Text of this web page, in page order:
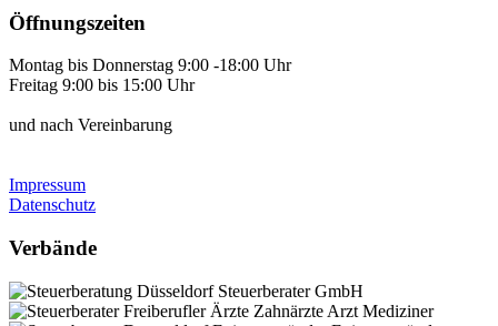
Öffnungszeiten
Montag bis Donnerstag 9:00 -18:00 Uhr
Freitag 9:00 bis 15:00 Uhr
und nach Vereinbarung
Impressum
Datenschutz
Verbände